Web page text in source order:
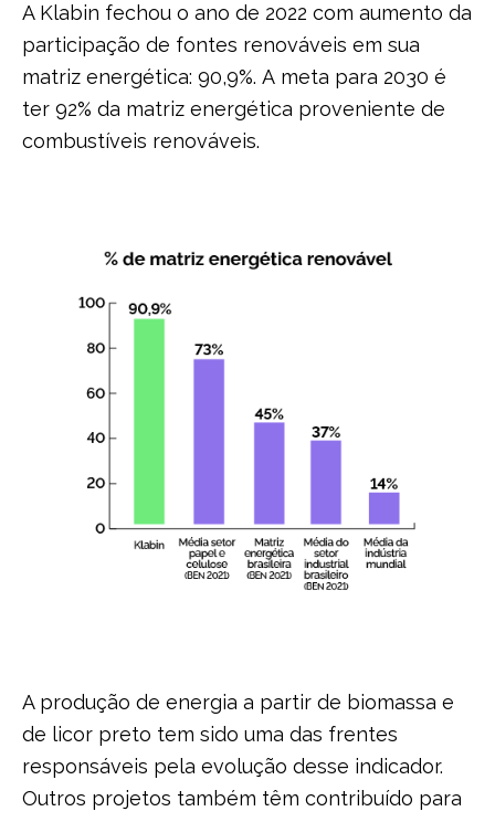
A Klabin fechou o ano de 2022 com aumento da
participação de fontes renováveis em sua
matriz energética: 90,9%. A meta para 2030 é
ter 92% da matriz energética proveniente de
combustíveis renováveis.
A produção de energia a partir de biomassa e
de licor preto tem sido uma das frentes
responsáveis pela evolução desse indicador.
Outros projetos também têm contribuído para